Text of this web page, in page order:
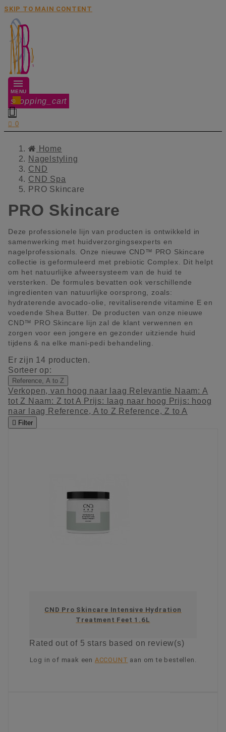
SKIP TO MAIN CONTENT
MENU
shopping_cart
0

 0
Home
Nagelstyling
CND
CND Spa
PRO Skincare
PRO Skincare
Deze professionele lijn van producten is ontwikkeld in
samenwerking met huidverzorgingsexperts en
nagelprofessionals. Onze nieuwe CND™ PRO Skincare
collectie is geformuleerd met prebiotic Complex. Dit helpt
om het natuurlijke afweersysteem van de huid te
versterken. De formules bevatten ook verschillende
ingredienten van natuurlijke oorsprong, zoals:
hydraterende avocado-olie, revitaliserende vitamine E en
voedende Shea Butter. De producten van onze nieuwe
CND™ PRO Skincare lijn zal de klant verwennen en
zorgen voor een jongere en gezonder uitziende huid
tijdens & na elke mani-pedi behandeling.
Er zijn 14 producten.
Sorteer op:
Reference, A to Z
Verkopen, van hoog naar laag Relevantie Naam: A
tot Z Naam: Z tot A Prijs: laag naar hoog Prijs: hoog
naar laag Reference, A to Z Reference, Z to A
 Filter
CND Pro Skincare Intensive Hydration
Treatment Feet 1.6L
Ratedout of 5 stars based on review(s)
Log in of maak een ACCOUNT aan om te bestellen.